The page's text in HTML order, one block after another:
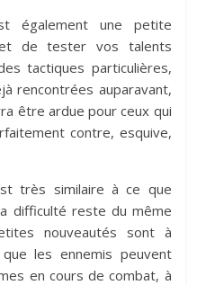
également une petite
de tester vos talents
tactiques particulières,
rencontrées auparavant,
être ardue pour ceux qui
contre, esquive,
très similaire à ce que
difficulté reste du même
nouveautés sont à
les ennemis peuvent
en cours de combat, à